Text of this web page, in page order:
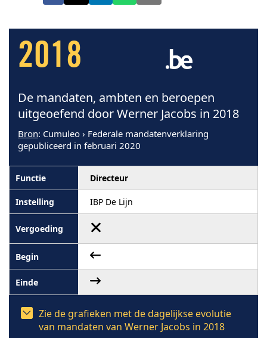
2018
De mandaten, ambten en beroepen
uitgeoefend door Werner Jacobs in 2018
Bron: Cumuleo › Federale mandatenverklaring
gepubliceerd in februari 2020
Directeur
IBP De Lijn
Zie de grafieken met de dagelijkse evolutie
van mandaten van Werner Jacobs in 2018